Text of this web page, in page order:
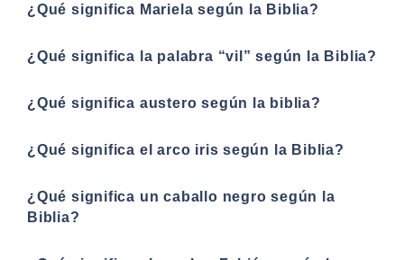
¿Qué significa Mariela según la Biblia?
¿Qué significa la palabra “vil” según la Biblia?
¿Qué significa austero según la biblia?
¿Qué significa el arco iris según la Biblia?
¿Qué significa un caballo negro según la
Biblia?